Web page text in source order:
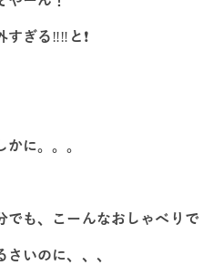
すぎる‼️‼️ と❗️
かに。。。
でも、こーんなおしゃべりで
さいのに、、、